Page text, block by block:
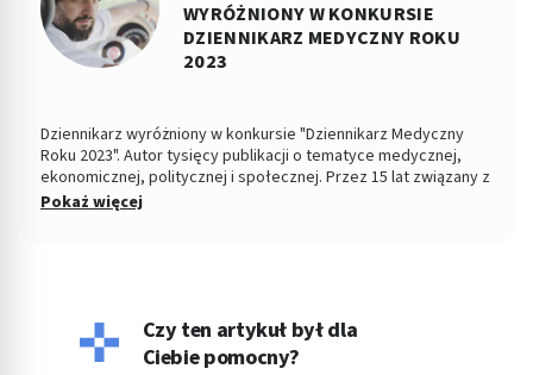
WYRÓŻNIONY W KONKURSIE
DZIENNIKARZ MEDYCZNY ROKU
2023
Dziennikarz wyróżniony w konkursie "Dziennikarz Medyczny
Roku 2023". Autor tysięcy publikacji o tematyce medycznej,
ekonomicznej, politycznej i społecznej. Przez 15 lat związany z
Dziennikiem Łódzkim i Polska TheTimes. Z wykształcenia
Pokaż więcej
Czy ten artykuł był dla
Ciebie pomocny?